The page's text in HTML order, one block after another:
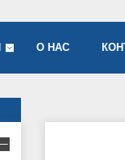
О НАС